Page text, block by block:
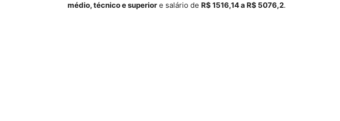
médio, técnico e superior e salário de R$ 1516,14 a R$ 5076,2.